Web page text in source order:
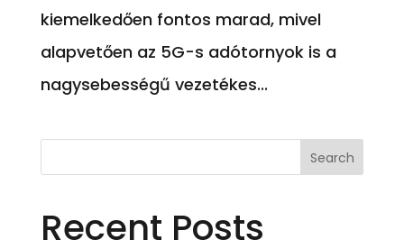
kiemelkedően fontos marad, mivel
alapvetően az 5G-s adótornyok is a
nagysebességű vezetékes...
Recent Posts